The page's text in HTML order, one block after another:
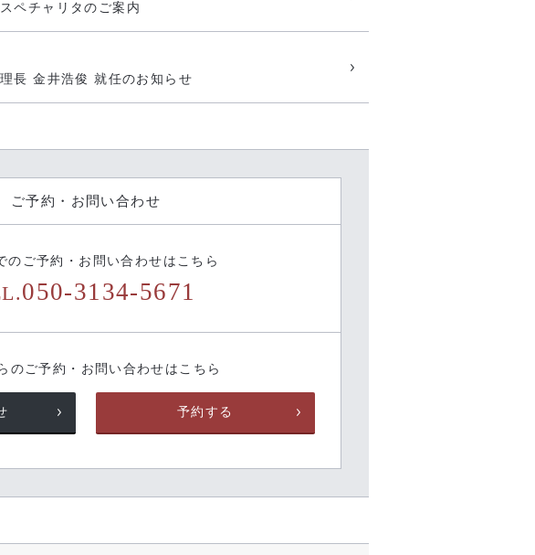
ペチャリタのご案内
長 金井浩俊 就任のお知らせ
ご予約・お問い合わせ
のご予約・お問い合わせはこちら
050-3134-5671
のご予約・お問い合わせはこちら
予約する